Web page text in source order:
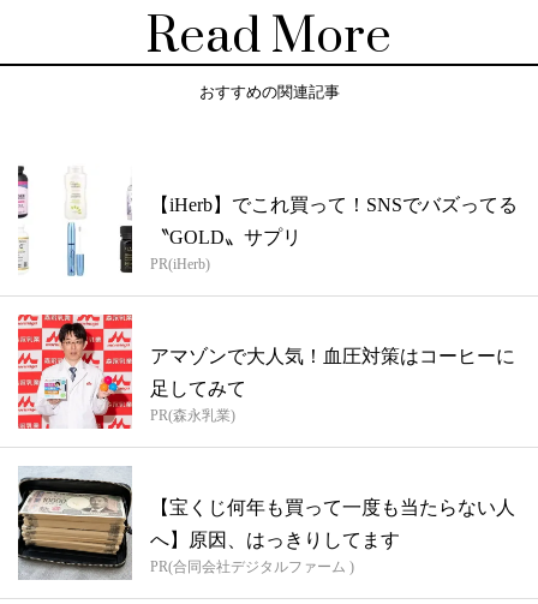
Read More
おすすめの関連記事
【iHerb】でこれ買って！SNSでバズってる
〝GOLD〟サプリ
PR(iHerb)
アマゾンで大人気！血圧対策はコーヒーに
足してみて
PR(森永乳業)
【宝くじ何年も買って一度も当たらない人
へ】原因、はっきりしてます
PR(合同会社デジタルファーム )